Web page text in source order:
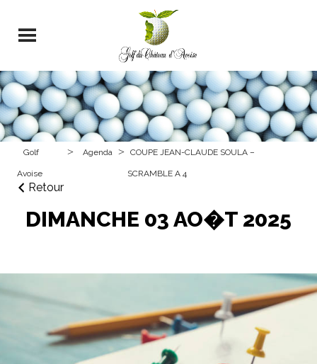
Golf
Avoise
> Agenda > COUPE JEAN-CLAUDE SOULA –
SCRAMBLE A 4
Retour
DIMANCHE 03 AO�T 2025